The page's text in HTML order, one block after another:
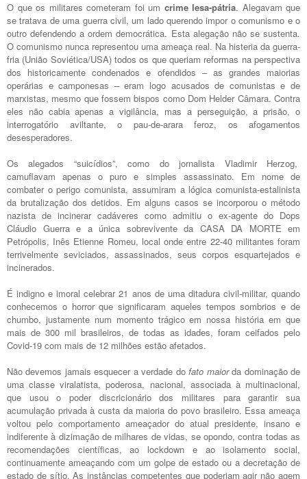
O que os militares cometeram foi um crime lesa-pátria. Alegavam que
se tratava de uma guerra civil, um lado querendo impor o comunismo e o
outro defendendo a ordem democrática. Esta alegação não se sustenta.
O comunismo nunca representou uma ameaça real. Na histeria da guerra-
fria (União Soviética/USA) todos os que queriam reformas na perspectiva
dos historicamente condenados e ofendidos – as grandes maiorias
operárias e camponesas – eram logo acusados de comunistas e de
marxistas, mesmo que fossem bispos como Dom Helder Câmara. Contra
eles não cabia apenas a vigilância, mas a perseguição, a prisão, o
interrogatório aviltante, o pau-de-arara feroz, os afogamentos
desesperadores.
Os alegados “suicídios”, como do jornalista Vladimir Herzog,
camuflavam apenas o puro e simples assassinato. Em nome de
combater o perigo comunista, assumiram a lógica comunista-estalinista
da brutalização dos detidos. Em alguns casos se incorporou o método
nazista de incinerar cadáveres como admitiu o ex-agente do Dops
Cláudio Guerra e a única sobrevivente da CASA DA MORTE em
Petrópolis, Inês Etienne Romeu, local onde entre 22-40 militantes foram
terrivelmente seviciados, assassinados, seus corpos esquartejados e
incinerados.
É indigno e imoral celebrar 21 anos de uma ditadura civil-militar, quando
conhecemos o horror que significaram aqueles tempos sombrios e de
chumbo, justamente num momento trágico em nossa história em que
mais de 300 mil brasileiros, de todas as idades, foram ceifados pelo
Covid-19 com mais de 12 milhões estão afetados.
Não devemos jamais esquecer a verdade dofato maiorda dominação de
uma classe viralatista, poderosa, nacional, associada à multinacional,
que usou o poder discricionário dos militares para garantir sua
acumulação privada à custa da maioria do povo brasileiro. Essa ameaça
voltou pelo comportamento ameaçador do atual presidente, insano e
indiferente à dizimação de milhares de vidas, se opondo, contra todas as
recomendações científicas, ao lockdown e ao isolamento social,
continuamente ameaçando com um golpe de estado ou a decretação de
estado de sítio. As instâncias competentes que poderiam agir não agem